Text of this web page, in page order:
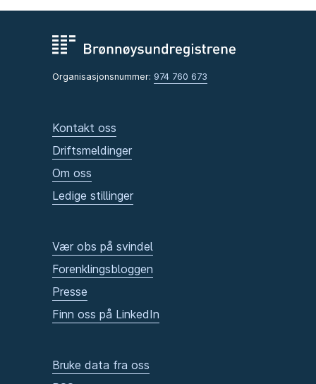
Organisasjonsnummer: 974 760 673
Kontakt oss
Driftsmeldinger
Om oss
Ledige stillinger
Vær obs på svindel
Forenklingsbloggen
Presse
Finn oss på LinkedIn
Bruke data fra oss